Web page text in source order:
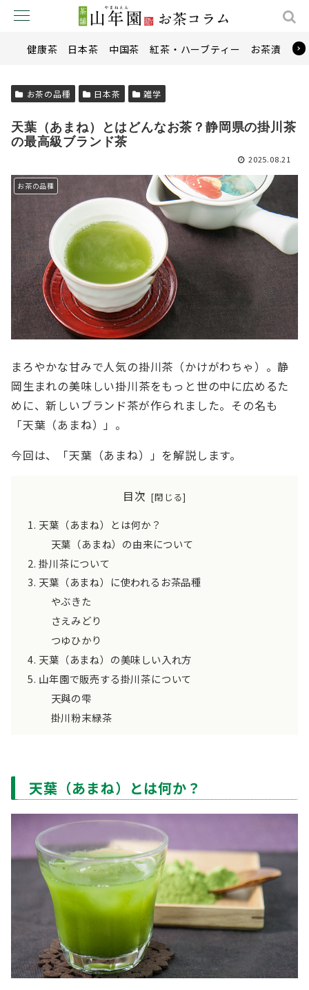
健康茶 日本茶 中国茶 紅茶・ハーブティー お茶漬け
お茶の品種 日本茶 雑学
天葉（あまね）とはどんなお茶？静岡県の掛川茶
の最高級ブランド茶
2025.08.21
お茶の品種
まろやかな甘みで人気の掛川茶（かけがわちゃ）。静
岡生まれの美味しい掛川茶をもっと世の中に広めるた
めに、新しいブランド茶が作られました。その名も
「天葉（あまね）」。
今回は、「天葉（あまね）」を解説します。
目次
天葉（あまね）とは何か？
天葉（あまね）の由来について
掛川茶について
天葉（あまね）に使われるお茶品種
やぶきた
さえみどり
つゆひかり
天葉（あまね）の美味しい入れ方
山年園で販売する掛川茶について
天與の雫
掛川粉末緑茶
天葉（あまね）とは何か？